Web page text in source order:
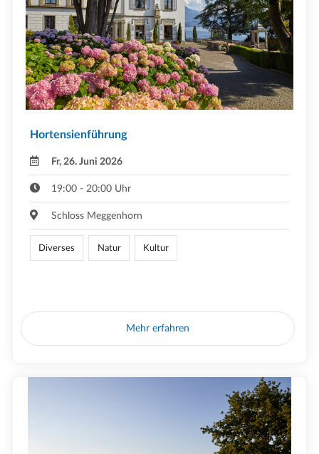
Hortensienführung
Fr, 26. Juni 2026
19:00 - 20:00 Uhr
Schloss Meggenhorn
Diverses Natur Kultur
Mehr erfahren